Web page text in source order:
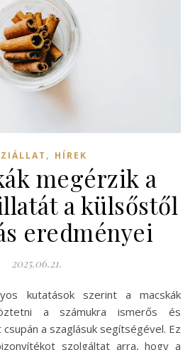
, HÍREK
megérzik a
a külsőstől
eredményei
2025.06.21.
a számukra ismerős és
a szaglásuk segítségével. Ez
szolgáltat arra, hogy a